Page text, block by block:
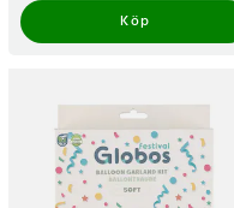
Köp